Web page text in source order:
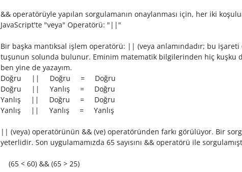
&& operatörüyle yapılan sorgulamanın onaylanması için, her iki
JavaScript'te "veya" Operatörü: "||"
Bir başka mantıksal işlem operatörü: || (veya anlamındadır; bu
tuşunun solunda bulunur. Eminim matematik bilgilerinden hiç kuşku
ben yine de yazayım.
Doğru || Doğru = Doğru
Doğru || Yanlış = Doğru
Yanlış || Doğru = Doğru
Yanlış || Yanlış = Yanlış
|| (veya) operatörünün && (ve) operatöründen farkı görülüyor. Bir
yeterlidir. Son uygulamamızda 65 sayısını && operatörü ile
(65 < 60) && (65 > 25)